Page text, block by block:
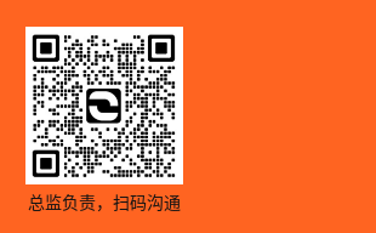
总监负责，扫码沟通